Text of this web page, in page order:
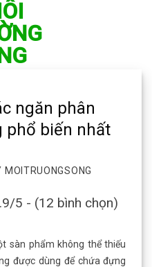
ngăn phân
phổ biến nhất
MOITRUONGSONG
5 - (12 bình chọn)
sàn phẩm không thể thiếu
được dùng để chứa đựng